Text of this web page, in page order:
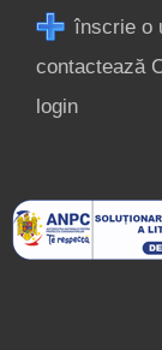
înscrie o
contactează
login